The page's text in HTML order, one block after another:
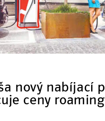
nový nabíjací
ceny